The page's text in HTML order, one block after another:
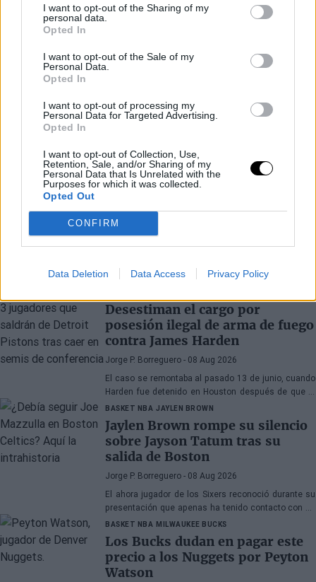
I want to opt-out of the Sharing of my
personal data.
Opted In
I want to opt-out of the Sale of my
Personal Data.
Opted In
I want to opt-out of processing my
Personal Data for Targeted Advertising.
Opted In
I want to opt-out of Collection, Use,
Retention, Sale, and/or Sharing of my
Personal Data that Is Unrelated with the
Purposes for which it was collected.
Opted Out
CONFIRM
Data Deletion Data Access Privacy Policy
Desestiman el cargo por
posesión ilegal de arma de fuego
contra James Harden
Jorge P. Borreguero - 08 Aug 2026
El caso se remontaba al pasado 13 de junio, cuando
Harden fue detenido en Houston después de que la
policía encontrara una pistola en su vehículo
BASKET NBA JAYLEN BROWN
Jaylen Brown rompe su silencio
sobre Jayson Tatum tras su
salida de Boston
Jorge P. Borreguero - 08 Aug 2026
El ahora jugador de los Sixers reconoció durante su
presentación que apenas ha tenido contacto con su
antiguo compañero
BASKET NBA MILWAUKEE BUCKS
Los Bucks dudan en pagar este
precio a los Nuggets por Peyton
Watson